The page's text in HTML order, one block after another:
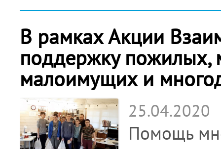
В рамках Акции
поддержку пожилых,
малоимущих и
25.04.2020
Помощь